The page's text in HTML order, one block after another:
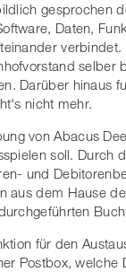
gesprochen
Daten,
selber
Darüber hinaus
nicht mehr.
von Abacus
soll. Durch
und
aus dem Hause
für den
Postbox, welche